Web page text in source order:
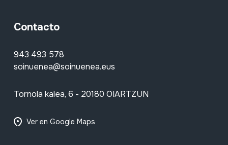
Contacto
943 493 578
soinuenea@soinuenea.eus
Tornola kalea, 6 - 20180 OIARTZUN
Ver en Google Maps